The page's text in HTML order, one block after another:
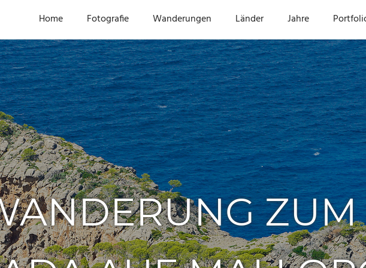
Home Fotografie Wanderungen Länder Jahre